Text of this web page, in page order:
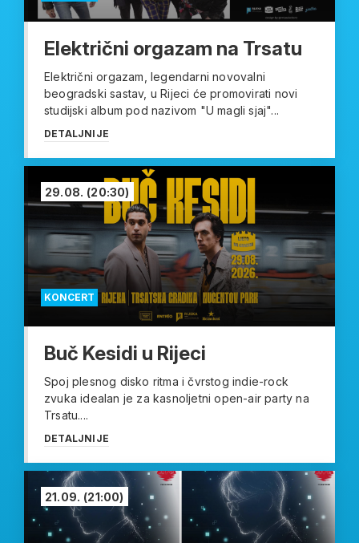
Električni orgazam na Trsatu
Električni orgazam, legendarni novovalni
beogradski sastav, u Rijeci će promovirati novi
studijski album pod nazivom "U magli sjaj"...
DETALJNIJE
KONCERT
29.08. (20:30)
Buč Kesidi u Rijeci
Spoj plesnog disko ritma i čvrstog indie-rock
zvuka idealan je za kasnoljetni open-air party na
Trsatu....
DETALJNIJE
21.09. (21:00)